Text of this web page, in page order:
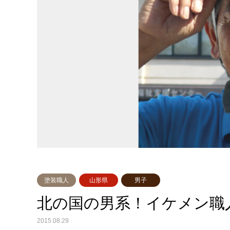
塗装職人 山形県 男子
北の国の男系！イケメン職
2015.08.29